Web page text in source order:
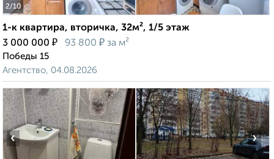
2/10
1-к квартира, вторичка, 32м², 1/5 этаж
3 000 000 ₽ 93 800 ₽ за м²
Победы 15
Агентство, 04.08.2026
‹ ›